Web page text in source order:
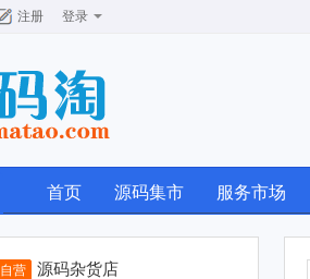
注册 登录
首页 源码集市 服务市场
自营 源码杂货店